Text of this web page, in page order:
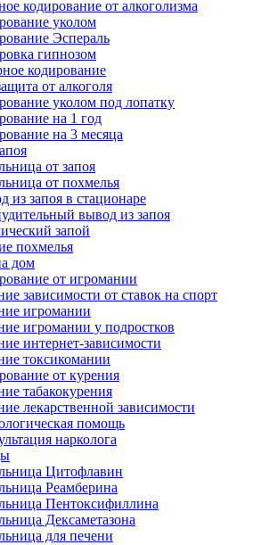
кодирование от алкоголизма
уколом
Эспераль
гипнозом
кодирование
от алкоголя
уколом под лопатку
на 1 год
на 3 месяца
от запоя
от похмелья
из запоя в стационаре
вывод из запоя
запой
похмелья
дом
от игромании
зависимости от ставок на спорт
игромании
игромании у подростков
интернет-зависимости
токсикомании
от курения
табакокурения
лекарственной зависимости
помощь
нарколога
Цитофлавин
Реамберина
Пентоксифиллина
Дексаметазона
для печени